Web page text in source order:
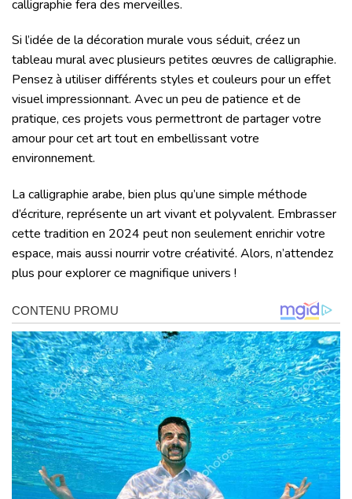
calligraphie fera des merveilles.
Si l’idée de la décoration murale vous séduit, créez un
tableau mural avec plusieurs petites œuvres de calligraphie.
Pensez à utiliser différents styles et couleurs pour un effet
visuel impressionnant. Avec un peu de patience et de
pratique, ces projets vous permettront de partager votre
amour pour cet art tout en embellissant votre
environnement.
La calligraphie arabe, bien plus qu’une simple méthode
d’écriture, représente un art vivant et polyvalent. Embrasser
cette tradition en 2024 peut non seulement enrichir votre
espace, mais aussi nourrir votre créativité. Alors, n’attendez
plus pour explorer ce magnifique univers !